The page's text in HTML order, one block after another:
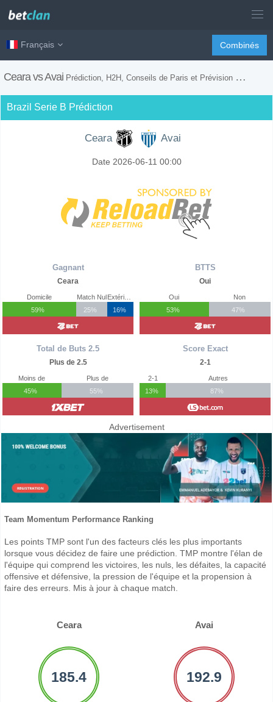
Français Combinés
Ceara vs Avai Prédiction, H2H, Conseils de Paris et Prévision du Match
Brazil Serie B Prédiction
Ceara Avai
Date 2026-06-11 00:00
Gagnant
Ceara
Domicile
59%
Match Nul
25%
16%
Total de Buts 2.5
Plus de 2.5
Moins de
45%
Plus de
55%
BTTS
Oui
Oui
53%
Non
47%
Score Exact
2-1
2-1
13%
Autres
87%
Advertisement
Team Momentum Performance Ranking
Les points TMP sont l'un des facteurs clés les plus importants
lorsque vous décidez de faire une prédiction. TMP montre l'élan de
l'équipe qui comprend les victoires, les nuls, les défaites, la capacité
offensive et défensive, la pression de l'équipe et la propension à
faire des erreurs. Mis à jour à chaque match.
Ceara Avai
185.4 192.9